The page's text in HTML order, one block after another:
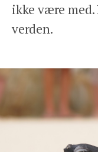
ikke være med.
verden.